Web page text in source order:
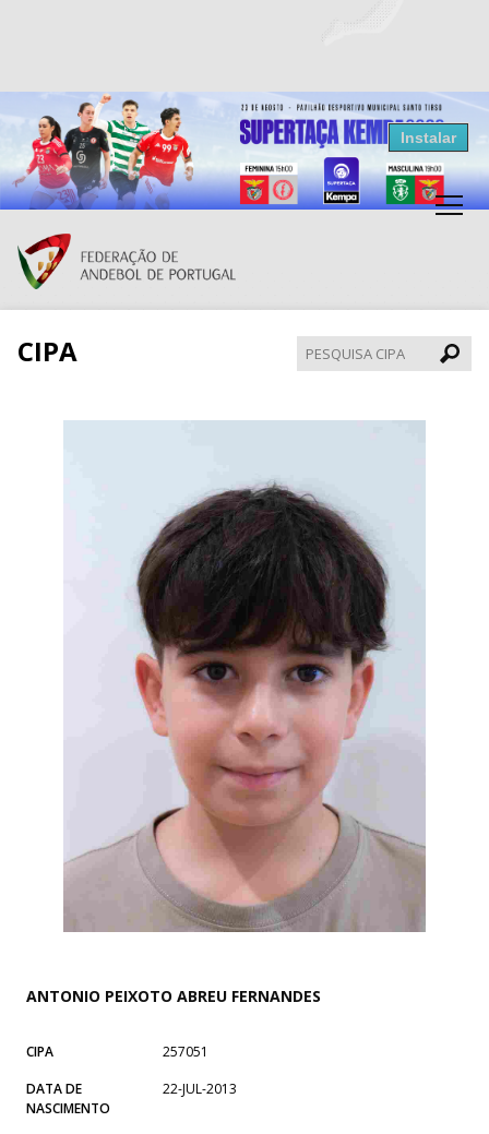
Resultados Andebol
Federação de Andebol de Portugal
Grátis - Disponivel na Play Store
Instalar
CIPA
CIPA
ANTONIO PEIXOTO ABREU FERNANDES
CIPA
257051
DATA DE
NASCIMENTO
22-JUL-2013